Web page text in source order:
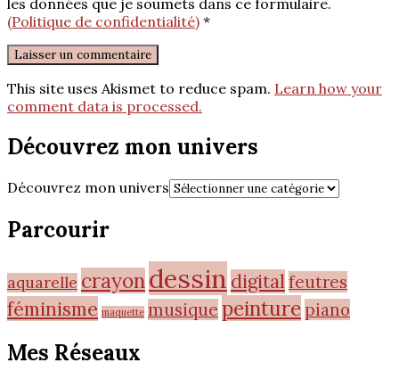
les données que je soumets dans ce formulaire.
(Politique de confidentialité) *
This site uses Akismet to reduce spam. Learn how your
comment data is processed.
Découvrez mon univers
Découvrez mon univers
Parcourir
aquarelle crayon dessin digitalfeutres
féminisme maquette musique peinturepiano
Mes Réseaux